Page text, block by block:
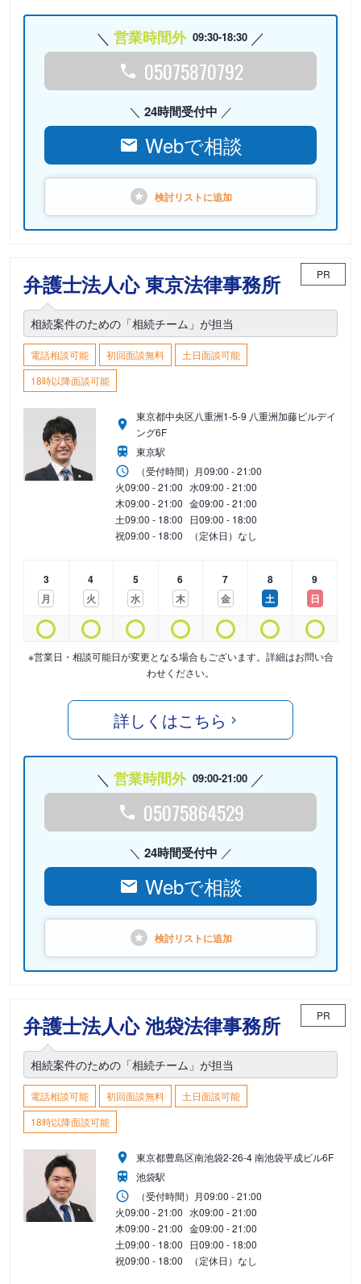
営業時間外 09:30-18:30
05075870792
24時間受付中
Webで相談
検討リストに追加
弁護士法人心 東京法律事務所 PR
相続案件のための「相続チーム」が担当
電話相談可能 初回面談無料
土日面談可能
18時以降面談可能
東京都中央区八重洲1-5-9 八重洲加藤ビルデイ
ング6F
東京駅
（受付時間） 月09:00 - 21:00
火09:00 - 21:00 水09:00 - 21:00
木09:00 - 21:00 金09:00 - 21:00
土09:00 - 18:00 日09:00 - 18:00
祝09:00 - 18:00 （定休日）なし
3
月
4
火
5
水
6
木
7
金
8
土
9
日
※営業日・相談可能日が変更となる場合もございます。詳細はお問い合
わせください。
詳しくはこちら
営業時間外 09:00-21:00
05075864529
24時間受付中
Webで相談
検討リストに追加
弁護士法人心 池袋法律事務所 PR
相続案件のための「相続チーム」が担当
電話相談可能 初回面談無料
土日面談可能
18時以降面談可能
東京都豊島区南池袋2-26-4 南池袋平成ビル6F
池袋駅
（受付時間） 月09:00 - 21:00
火09:00 - 21:00 水09:00 - 21:00
木09:00 - 21:00 金09:00 - 21:00
土09:00 - 18:00 日09:00 - 18:00
祝09:00 - 18:00 （定休日）なし